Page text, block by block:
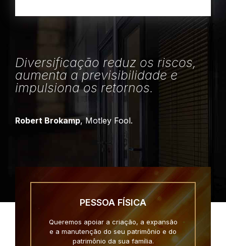
Diversificação reduz os riscos,
aumenta a previsibilidade e
impulsiona os retornos.
Robert Brokamp, Motley Fool.
PESSOA FÍSICA
Queremos apoiar a criação, a expansão
e a manutenção do seu patrimônio e do
patrimônio da sua família.